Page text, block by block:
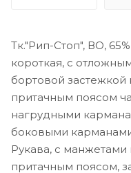
Тк."Рип-Стоп", ВО,
короткая, с
бортовой
притачным поясом
нагрудными
боковыми
Рукава, с
притачным поясом,